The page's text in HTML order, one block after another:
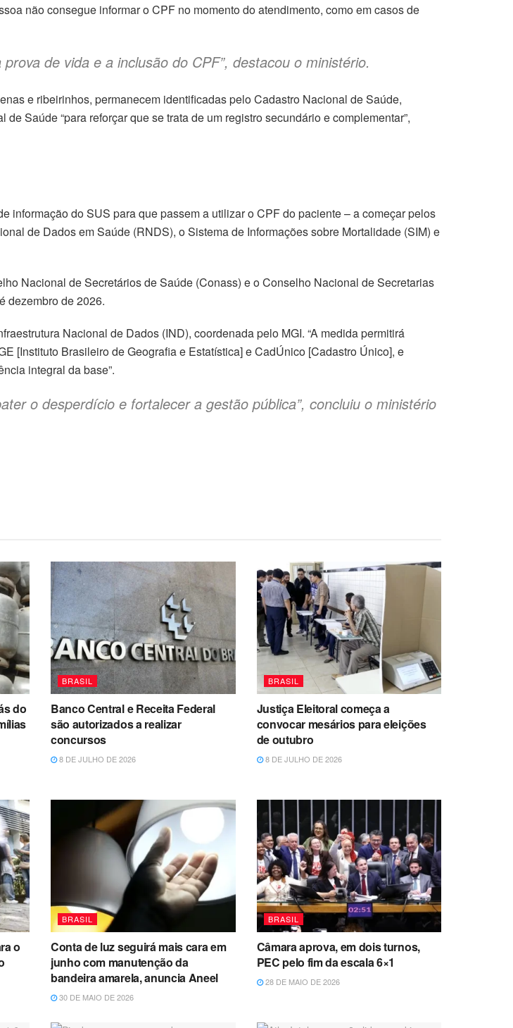
não consegue informar o CPF no momento do atendimento, como em casos de
de vida e a inclusão do CPF”, destacou o ministério.
e ribeirinhos, permanecem identificadas pelo Cadastro Nacional de Saúde,
Saúde “para reforçar que se trata de um registro secundário e complementar”,
informação do SUS para que passem a utilizar o CPF do paciente – a começar pelos
de Dados em Saúde (RNDS), o Sistema de Informações sobre Mortalidade (SIM) e
Nacional de Secretários de Saúde (Conass) e o Conselho Nacional de Secretarias
dezembro de 2026.
Nacional de Dados (IND), coordenada pelo MGI. “A medida permitirá
[Instituto Brasileiro de Geografia e Estatística] e CadÚnico [Cadastro Único], e
integral da base”.
o desperdício e fortalecer a gestão pública”, concluiu o ministério
do
BRASIL
Banco Central e Receita Federal
são autorizados a realizar
concursos
8 DE JULHO DE 2026
BRASIL
Justiça Eleitoral começa a
convocar mesários para eleições
de outubro
8 DE JULHO DE 2026
o
BRASIL
Conta de luz seguirá mais cara em
junho com manutenção da
bandeira amarela, anuncia Aneel
30 DE MAIO DE 2026
BRASIL
Câmara aprova, em dois turnos,
PEC pelo fim da escala 6×1
28 DE MAIO DE 2026